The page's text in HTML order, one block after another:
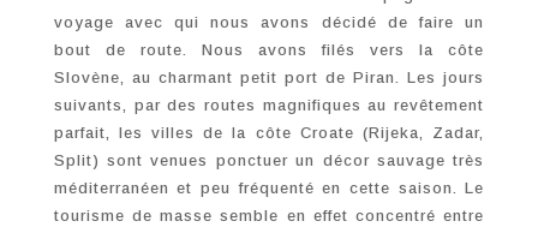
voyage avec qui nous avons décidé de faire un
bout de route. Nous avons filés vers la côte
Slovène, au charmant petit port de Piran. Les jours
suivants, par des routes magnifiques au revêtement
parfait, les villes de la côte Croate (Rijeka, Zadar,
Split) sont venues ponctuer un décor sauvage très
méditerranéen et peu fréquenté en cette saison. Le
tourisme de masse semble en effet concentré entre